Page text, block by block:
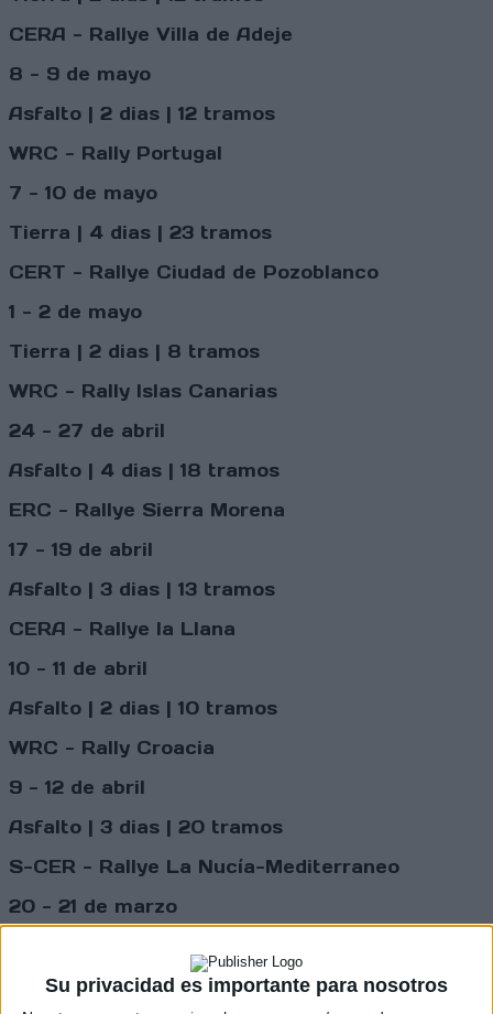
Su privacidad es importante para nosotros
CERA - Rallye Villa de Adeje
8 - 9 de mayo
Asfalto | 2 dias | 12 tramos
WRC - Rally Portugal
7 - 10 de mayo
Tierra | 4 dias | 23 tramos
CERT - Rallye Ciudad de Pozoblanco
1 - 2 de mayo
Tierra | 2 dias | 8 tramos
WRC - Rally Islas Canarias
24 - 27 de abril
Asfalto | 4 dias | 18 tramos
ERC - Rallye Sierra Morena
17 - 19 de abril
Asfalto | 3 dias | 13 tramos
CERA - Rallye la Llana
10 - 11 de abril
Asfalto | 2 dias | 10 tramos
WRC - Rally Croacia
9 - 12 de abril
Asfalto | 3 dias | 20 tramos
S-CER - Rallye La Nucía-Mediterraneo
20 - 21 de marzo
CERT - Rallye Tierras Altas de Lorca